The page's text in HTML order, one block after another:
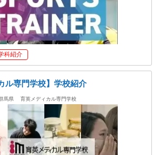
科紹介
ル専門学校】学校紹介
馬県 育英メディカル専門学校